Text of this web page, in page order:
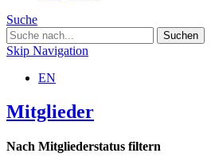
Suche
Skip Navigation
EN
Mitglieder
Nach Mitgliederstatus filtern